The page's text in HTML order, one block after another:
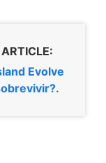
Evolve